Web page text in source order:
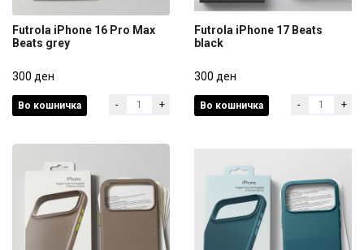
Beats grey
300 ден
Futrola iPhone 16 Pro Max
Beats grey
300 ден
Во кошничка - +
black
300 ден
Futrola iPhone 17 Beats
black
300 ден
Во кошничка - +